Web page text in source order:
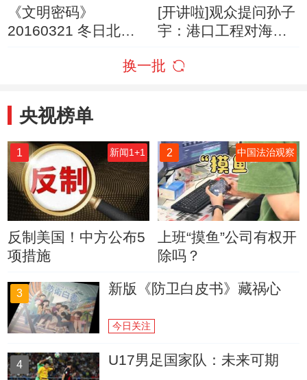
《文明密码》
20160321 冬日北国
[开讲啦]观众提问孙子
宇：港口工程对海洋
换一批
央视榜单
1 新闻1+1
反制美国！中方公布5
项措施
2 中国法治观察
上班“摸鱼”公司有权开
除吗？
3 新版《防卫白皮书》藏祸心
今日关注
4 U17男足国家队：未来可期